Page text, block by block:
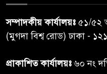
বিতরণ
৬
সম্পাদকীয় কার্যালয়ঃ ৫১/৫২
(মুগদা বিশ্ব রোড) ঢাকা -
প্রাকাশিত কার্যালয়ঃ৬০ নং